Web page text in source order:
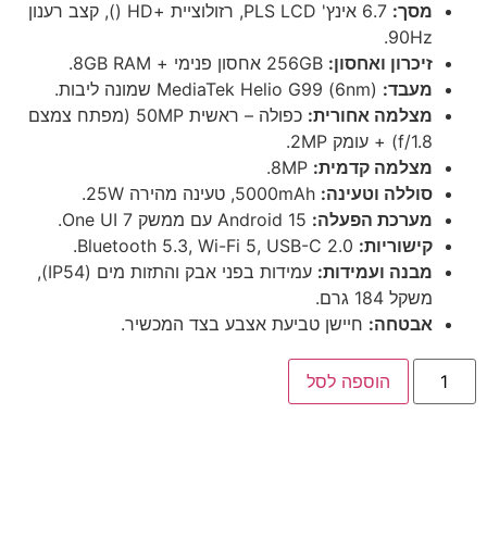
מסך:
), קצב רענון
90Hz.
זיכרון ואחסון:
מעבד:
מצלמה אחורית:
כפולה – ראשית 50MP (מפתח צמצם
f/1.8) + עומק 2MP.
מצלמה קדמית:
סוללה וטעינה:
מערכת הפעלה:
קישוריות:
מבנה ועמידות:
עמידות בפני אבק והתזות מים (IP54),
משקל 184 גרם.
אבטחה: חיישן טביעת אצבע בצד המכשיר.
הוספה לסל